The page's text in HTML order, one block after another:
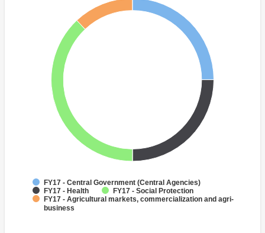
FY17 - Central Government (Central Agencies)
FY17 - Health
FY17 - Social Protection
FY17 - Agricultural markets, commercialization and agri-
business